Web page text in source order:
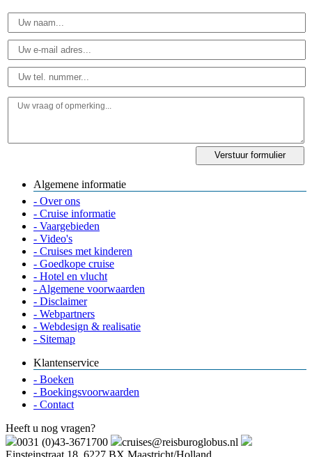
Algemene informatie
- Over ons
- Cruise informatie
- Vaargebieden
- Video's
- Cruises met kinderen
- Goedkope cruise
- Hotel en vlucht
- Algemene voorwaarden
- Disclaimer
- Webpartners
- Webdesign & realisatie
- Sitemap
Klantenservice
- Boeken
- Boekingsvoorwaarden
- Contact
Heeft u nog vragen?
0031 (0)43-3671700
cruises@reisburoglobus.nl